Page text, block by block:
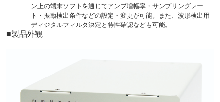
ン上の端末ソフトを通じてアンプ増幅率・サンプリングレー
ト・振動検出条件などの設定・変更が可能。また、波形検出用
ディジタルフィルタ決定と特性確認なども可能。
■製品外観